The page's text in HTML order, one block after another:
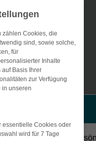
gewünscht?
verzichte auf eine
zählen Cookies, die
sind, sowie solche,
für
Inhalte
auf Basis Ihrer
zur Verfügung
in unseren
essentielle Cookies oder
wird für 7 Tage